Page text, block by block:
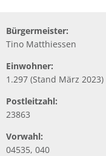
Bürgermeister:
Tino Matthiessen
Einwohner:
1.297 (Stand März 2023)
Postleitzahl:
23863
Vorwahl:
04535, 040